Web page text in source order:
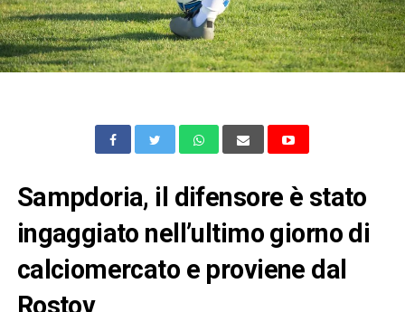
Sampdoria, il difensore è stato
ingaggiato nell’ultimo giorno di
calciomercato e proviene dal
Rostov